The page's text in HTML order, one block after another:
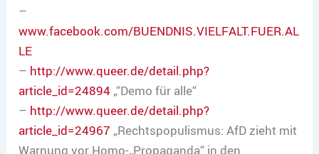
–
www.facebook.com/BUENDNIS.VIELFALT.FUER.AL
LE
– http://www.queer.de/detail.php?
article_id=24894 „“Demo für alle“
– http://www.queer.de/detail.php?
article_id=24967 „Rechtspopulismus: AfD zieht mit
Warnung vor Homo-„Propaganda“ in den